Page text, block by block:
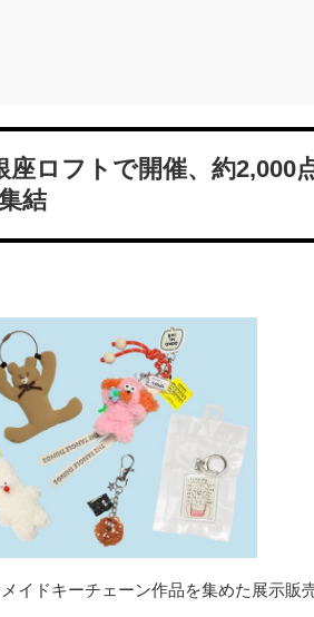
座ロフトで開催、約2,000
結
イドキーチェーン作品を集めた展示販